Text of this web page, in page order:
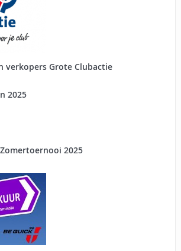
verkopers Grote Clubactie
2025
2025